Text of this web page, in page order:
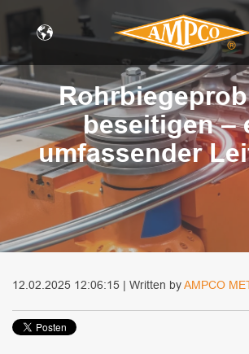
beseitigen –
umfassender
12.02.2025 12:06:15 | Written byAMPCO